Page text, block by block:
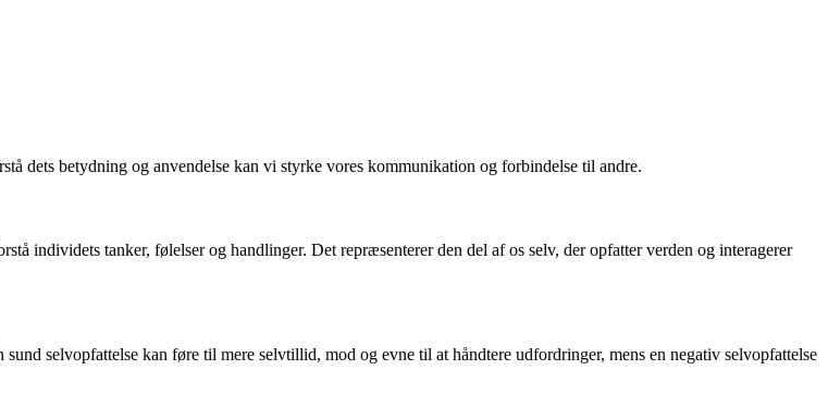
dets betydning og anvendelse kan vi styrke vores kommunikation og forbindelse til andre.
individets tanker, følelser og handlinger. Det repræsenterer den del af os selv, der opfatter verden og interagerer
selvopfattelse kan føre til mere selvtillid, mod og evne til at håndtere udfordringer, mens en negativ selvopfattelse